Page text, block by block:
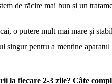
de răcire mai bun și un
o putere mult mai mare și
singur pentru a menține
la fiecare 2-3 zile? Câte